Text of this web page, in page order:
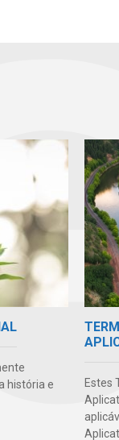
história e
Estes